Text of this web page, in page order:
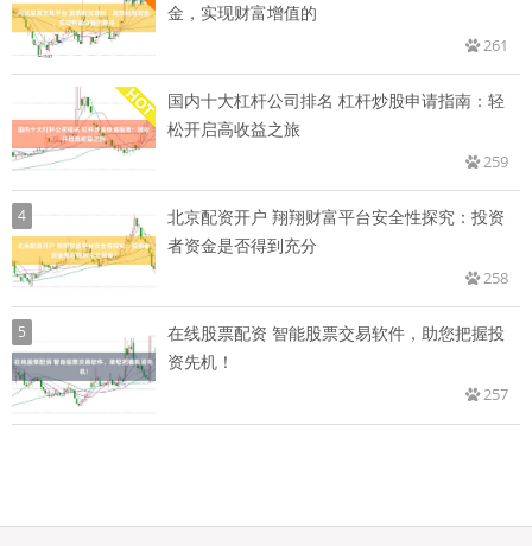
金，实现财富增值的
261
国内十大杠杆公司排名 杠杆炒股申请指南：轻
松开启高收益之旅
259
4
北京配资开户 翔翔财富平台安全性探究：投资
者资金是否得到充分
258
5
在线股票配资 智能股票交易软件，助您把握投
资先机！
257